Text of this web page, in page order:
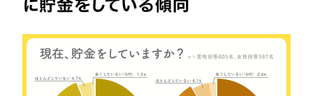
に貯金をしている傾向